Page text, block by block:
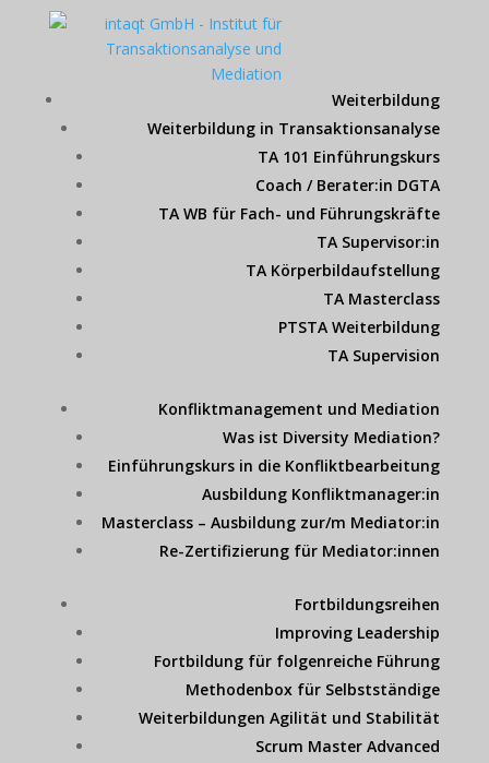
Weiterbildung
Weiterbildung in Transaktionsanalyse
TA 101 Einführungskurs
Coach / Berater:in DGTA
TA WB für Fach- und Führungskräfte
TA Supervisor:in
TA Körperbildaufstellung
TA Masterclass
PTSTA Weiterbildung
TA Supervision
Konfliktmanagement und Mediation
Was ist Diversity Mediation?
Einführungskurs in die Konfliktbearbeitung
Ausbildung Konfliktmanager:in
Masterclass – Ausbildung zur/m Mediator:in
Re-Zertifizierung für Mediator:innen
Fortbildungsreihen
Improving Leadership
Fortbildung für folgenreiche Führung
Methodenbox für Selbstständige
Weiterbildungen Agilität und Stabilität
Scrum Master Advanced